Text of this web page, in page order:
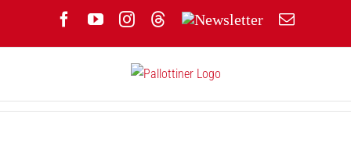
Facebook
YouTubeInstagram
Threads
Newsletter
E-